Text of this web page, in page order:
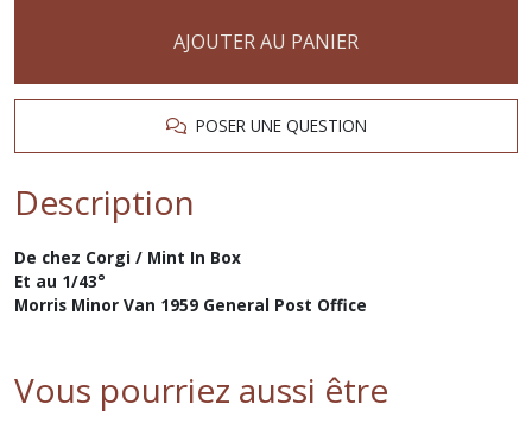
AJOUTER AU PANIER
POSER UNE QUESTION
Description
De chez Corgi / Mint In Box
Et au 1/43°
Morris Minor Van 1959 General Post Office
Vous pourriez aussi être